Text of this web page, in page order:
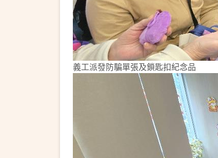
義工派發防騙單張及鎖匙扣紀念品